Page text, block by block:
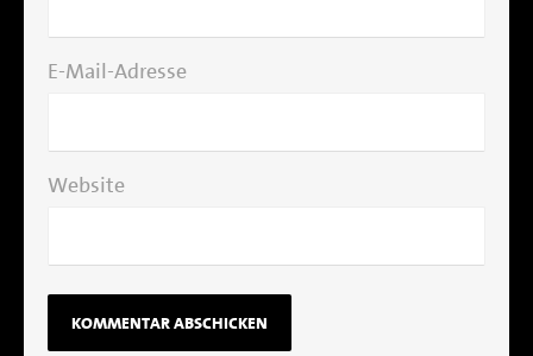
E-Mail-Adresse
Website